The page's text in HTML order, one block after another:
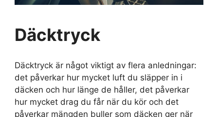
Däcktryck
Däcktryck är något viktigt av flera anledningar:
det påverkar hur mycket luft du släpper in i
däcken och hur länge de håller, det påverkar
hur mycket drag du får när du kör och det
påverkar mängden buller som däcken ger när